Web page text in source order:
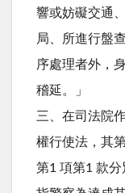
響或妨礙交通
局、所進行盤
序處理者外，
稽延。」
三、在司法院
權行使法，其
第1 項第1 款